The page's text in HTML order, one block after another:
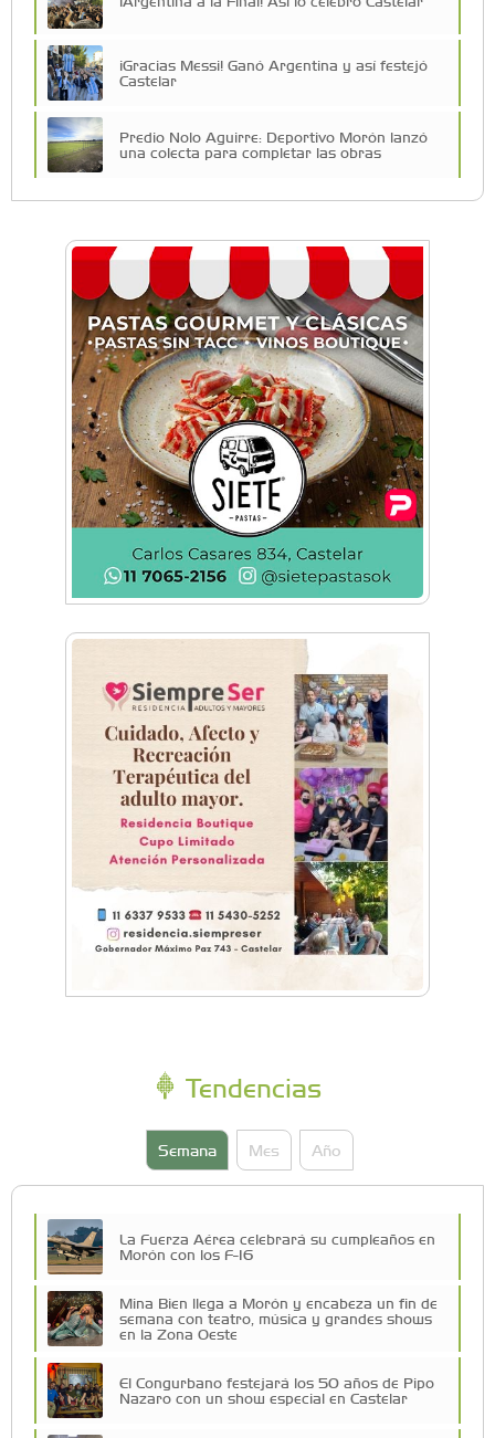
¡Gracias Messi! Ganó Argentina y así festejó
Castelar
Predio Nolo Aguirre: Deportivo Morón lanzó
una colecta para completar las obras
Facundo Rojas Manera: “Quiero dejar a la
Argentina en lo más alto”
Descubrí la historia desconocida de los arcos
del Club GEI
Club Morón celebró sus 127 años con un
fiestón
Fútbol, familia y solidaridad: 30 años del
torneo de Ex Alumnos del Colegio San José de
Morón
Bajo las estrellas: miles de vecinos corrieron
por Castelar Norte
Morón corre de noche: llega la primera edición
del evento atlético en Castelar
Carreras Legendarias reunió autos, motos y
aviones históricos en Campo de Mayo
Tendencias
Semana Mes Año
La Fuerza Aérea celebrará su cumpleaños en
Morón con los F-16
Mina Bien llega a Morón y encabeza un fin de
semana con teatro, música y grandes shows
en la Zona Oeste
El Congurbano festejará los 50 años de Pipo
Nazaro con un show especial en Castelar